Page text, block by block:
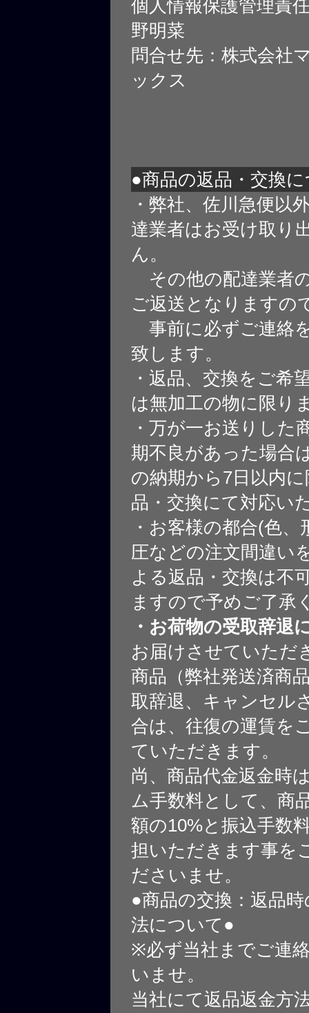
個人情報保護管理責
野明菜
問合せ先：株式会社
ックス
●商品の返品・交換
・弊社、佐川急便以
達業者はお受け取り
ん。
その他の配達業者
ご返送となりますの
事前に必ずご連絡
致します。
・返品、交換をご希
は無加工の物に限り
・万が一お送りした
期不良があった場合
の納期から7日以内
品・交換にて対応い
・お客様の都合(色、
圧などの注文間違い
よる返品・交換は不
ますので予めご了承
・お荷物の受取辞退
お届けさせていただ
商品（弊社発送済商
取辞退、キャンセル
合は、往復の運賃を
ていただきます。
尚、商品代金返金時
ム手数料として、商
額の10%と振込手数
担いただきます事を
ださいませ。
●商品の交換：返品
法について●
※必ず当社までご連
いませ。
当社にて返品返金方